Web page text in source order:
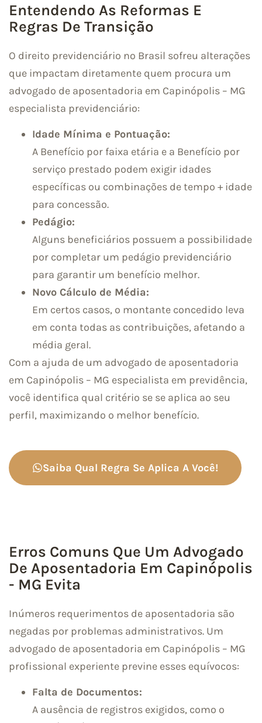
Entendendo As Reformas E
Regras De Transição
O direito previdenciário no Brasil sofreu alterações
que impactam diretamente quem procura um
advogado de aposentadoria em Capinópolis – MG
especialista previdenciário:
Idade Mínima e Pontuação:
A Benefício por faixa etária e a Benefício por
serviço prestado podem exigir idades
específicas ou combinações de tempo + idade
para concessão.
Pedágio:
Alguns beneficiários possuem a possibilidade
por completar um pedágio previdenciário
para garantir um benefício melhor.
Novo Cálculo de Média:
Em certos casos, o montante concedido leva
em conta todas as contribuições, afetando a
média geral.
Com a ajuda de um advogado de aposentadoria
em Capinópolis – MG especialista em previdência,
você identifica qual critério se se aplica ao seu
perfil, maximizando o melhor benefício.
Saiba Qual Regra Se Aplica A Você!
Erros Comuns Que Um Advogado
De Aposentadoria Em Capinópolis
- MG Evita
Inúmeros requerimentos de aposentadoria são
negadas por problemas administrativos. Um
advogado de aposentadoria em Capinópolis – MG
profissional experiente previne esses equívocos:
Falta de Documentos:
A ausência de registros exigidos, como o